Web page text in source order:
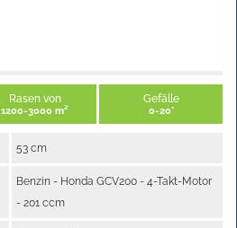
Rasen von
1200-3000 m²
Gefälle
0-20°
53 cm
Benzin - Honda GCV200 - 4-Takt-Motor
- 201 ccm